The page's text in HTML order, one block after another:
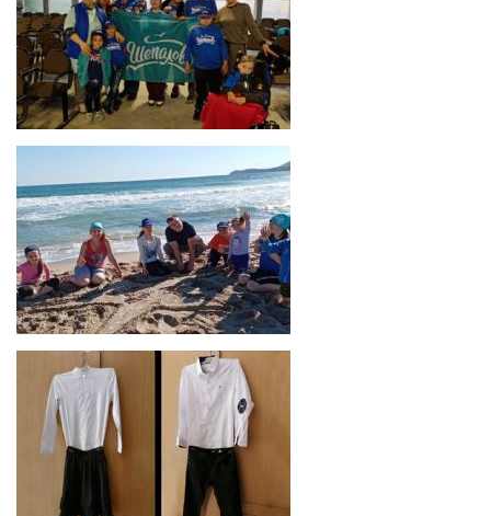
Отдохнули и научились беречь «зелёного»
друга
Отдохнули и научились беречь «зелёного»
друга